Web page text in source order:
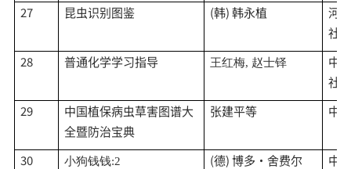
27
昆虫识别图鉴 (韩) 韩永植
河
社
28
普通化学学习指导 王红梅, 赵士铎
中
社
29
中国植保病虫草害图谱大
全暨防治宝典
张建平等 中
30 小狗钱钱:2 (德) 博多·舍费尔
中